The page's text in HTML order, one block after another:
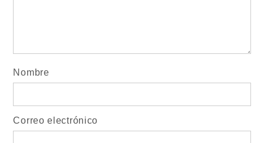
Nombre
Correo electrónico